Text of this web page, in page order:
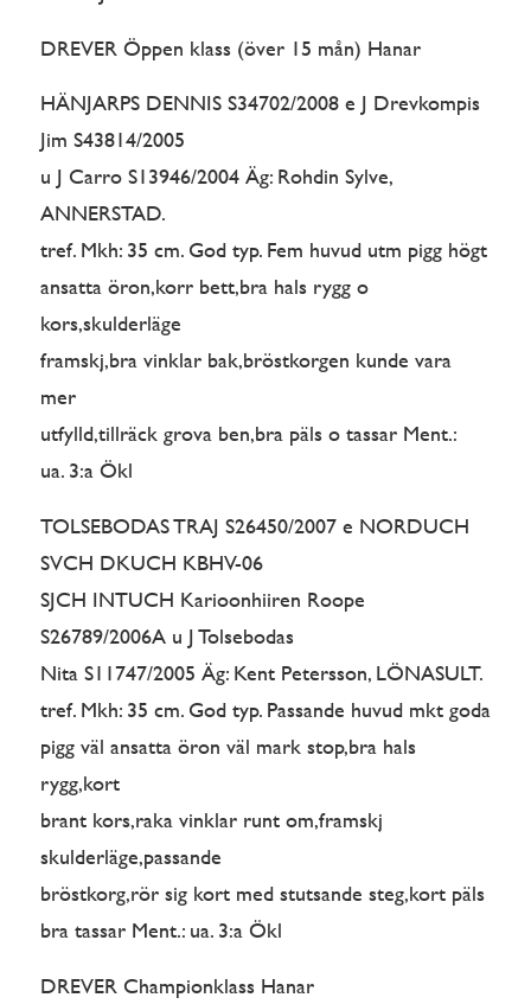
DREVER Öppen klass (över 15 mån) Hanar
HÄNJARPS DENNIS S34702/2008 e J Drevkompis
Jim S43814/2005
u J Carro S13946/2004 Äg: Rohdin Sylve,
ANNERSTAD.
tref. Mkh: 35 cm. God typ. Fem huvud utm pigg högt
ansatta öron,korr bett,bra hals rygg o
kors,skulderläge
framskj,bra vinklar bak,bröstkorgen kunde vara
mer
utfylld,tillräck grova ben,bra päls o tassar Ment.:
ua. 3:a Ökl
TOLSEBODAS TRAJ S26450/2007 e NORDUCH
SVCH DKUCH KBHV-06
SJCH INTUCH Karioonhiiren Roope
S26789/2006A u J Tolsebodas
Nita S11747/2005 Äg: Kent Petersson, LÖNASULT.
tref. Mkh: 35 cm. God typ. Passande huvud mkt goda
pigg väl ansatta öron väl mark stop,bra hals
rygg,kort
brant kors,raka vinklar runt om,framskj
skulderläge,passande
bröstkorg,rör sig kort med stutsande steg,kort päls
bra tassar Ment.: ua. 3:a Ökl
DREVER Championklass Hanar